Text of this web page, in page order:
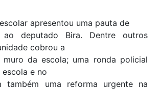
apresentou uma pauta de
ao deputado Bira. Dentre outros
cobrou a
da escola; uma ronda policial
e no
também uma reforma urgente na